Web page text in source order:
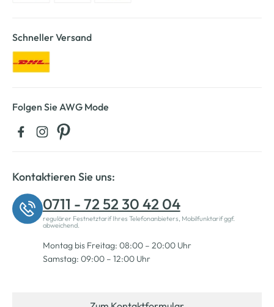
Schneller Versand
Folgen Sie AWG Mode
Kontaktieren Sie uns:
0711 - 72 52 30 42 04
regulärer Festnetztarif Ihres Telefonanbieters, Mobilfunktarif ggf.
abweichend.
Montag bis Freitag: 08:00 – 20:00 Uhr
Samstag: 09:00 – 12:00 Uhr